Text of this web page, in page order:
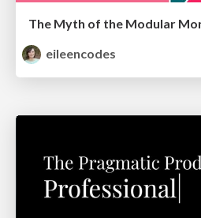
eileencodes